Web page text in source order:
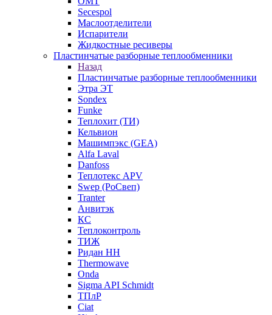
Secespol
Маслоотделители
Испарители
Жидкостные ресиверы
Пластинчатые разборные теплообменники
Назад
Пластинчатые разборные теплообменники
Этра ЭТ
Sondex
Funke
Теплохит (ТИ)
Кельвион
Машимпэкс (GEA)
Alfa Laval
Danfoss
Теплотекс APV
Swep (РоСвеп)
Tranter
Анвитэк
КС
Теплоконтроль
ТИЖ
Ридан НН
Thermowave
Onda
Sigma API Schmidt
ТПлР
Ciat